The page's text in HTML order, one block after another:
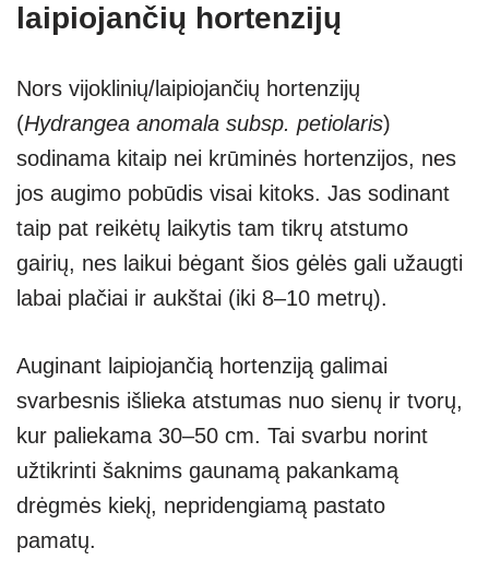
laipiojančių hortenzijų
Nors vijoklinių/laipiojančių hortenzijų
(Hydrangea anomala subsp. petiolaris)
sodinama kitaip nei krūminės hortenzijos, nes
jos augimo pobūdis visai kitoks. Jas sodinant
taip pat reikėtų laikytis tam tikrų atstumo
gairių, nes laikui bėgant šios gėlės gali užaugti
labai plačiai ir aukštai (iki 8–10 metrų).
Auginant laipiojančią hortenziją galimai
svarbesnis išlieka atstumas nuo sienų ir tvorų,
kur paliekama 30–50 cm. Tai svarbu norint
užtikrinti šaknims gaunamą pakankamą
drėgmės kiekį, nepridengiamą pastato
pamatų.